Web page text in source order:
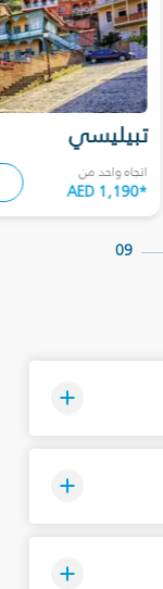
تبيليسي
اتجاه واحد من
AED 1,190*
09